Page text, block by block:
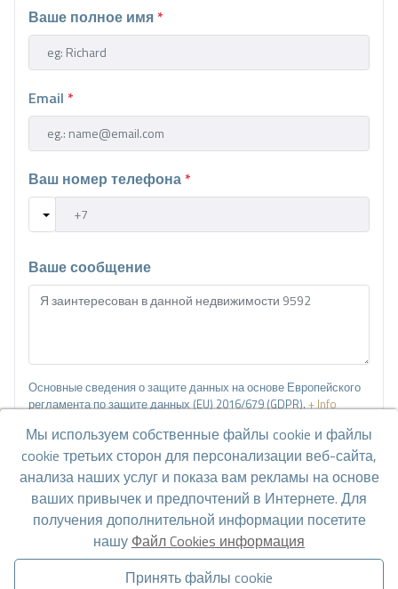
Ваше полное имя *
Email *
Ваш номер телефона *
Ваше сообщение
Основные сведения о защите данных на основе Европейского
регламента по защите данных (EU) 2016/679 (GDPR).+ Info
Я прочитал и принялОфициальное уведомлениеиПолитику
конфиденциальности.
Я принимаю коммерческие рассылки
Отправить запрос
Мы используем собственные файлы cookie и файлы
cookie третьих сторон для персонализации веб-сайта,
анализа наших услуг и показа вам рекламы на основе
ваших привычек и предпочтений в Интернете. Для
получения дополнительной информации посетите
нашу Файл Cookies информация
Принять файлы cookie